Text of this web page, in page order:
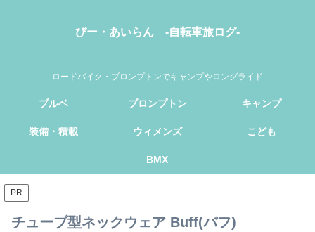
びー・あいらん -自転車旅ログ-
ロードバイク・ブロンプトンでキャンプやロングライド
ブルベ ブロンプトン キャンプ
装備・積載 ウィメンズ こども
BMX
PR
チューブ型ネックウェア Buff(バフ)